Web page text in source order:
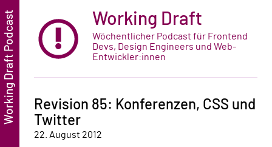
Working Draft
Wöchentlicher Podcast für Frontend
Devs, Design Engineers und Web-
Entwickler:innen
Revision 85: Konferenzen, CSS und
Twitter
22. August 2012